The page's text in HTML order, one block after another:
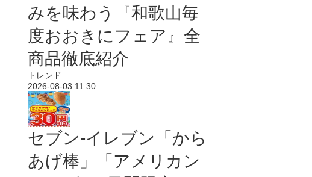
みを味わう『和歌山毎
度おおきにフェア』全
商品徹底紹介
トレンド
2026-08-03 11:30
セブン‐イレブン「から
あげ棒」「アメリカン